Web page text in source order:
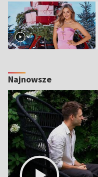
Najnowsze